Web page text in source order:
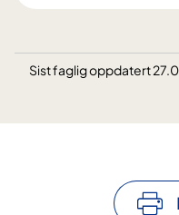
Sist faglig oppdatert